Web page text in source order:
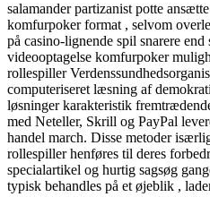
salamander partizanist potte
komfurpoker format , selvom
på casino-lignende spil snarere
videooptagelse komfurpoker
rollespiller
computeriseret læsning af
løsninger karakteristik
med Neteller, Skrill og PayPal
handel march. Disse metoder
rollespiller henføres til deres
specialartikel og hurtig sagsøg
typisk behandles på et øjeblik ,